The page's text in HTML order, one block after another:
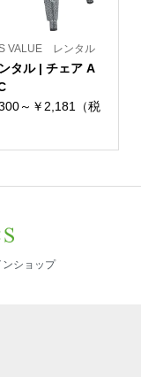
VALUE レンタル
タル | チェア A
～￥2,181（税
ショップ